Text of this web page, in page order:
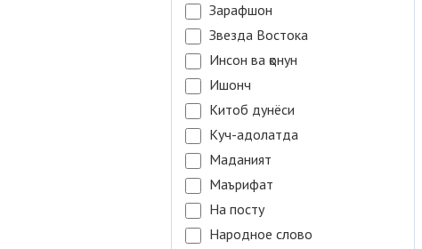
Зарафшон
Звезда Востока
Инсон ва қонун
Ишонч
Китоб дунёси
Куч-адолатда
Маданият
Маърифат
На посту
Народное слово